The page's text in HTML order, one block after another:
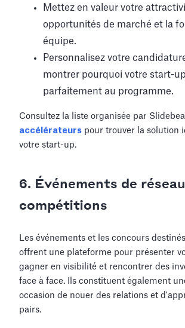
Mettez en valeur votre
opportunités de marché et la
équipe.
Personnalisez votre
montrer pourquoi votre start-
parfaitement au programme.
Consultez la liste organisée par
accélérateurs pour trouver la solution
votre start-up.
6. Événements de
compétitions
Les événements et les concours
offrent une plateforme pour présenter
gagner en visibilité et rencontrer des
face à face. Ils constituent également
occasion de nouer des relations et
pairs.